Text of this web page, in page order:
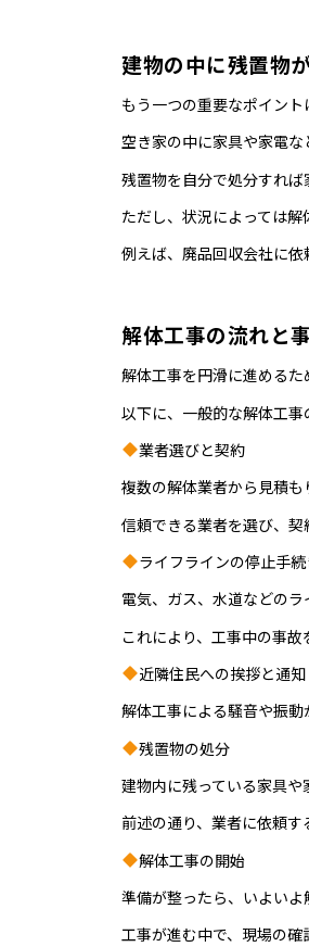
建物の中に残置物
もう一つの重要なポイント
空き家の中に家具や家電な
残置物を自分で処分すれば
ただし、状況によっては解
例えば、廃品回収会社に
解体工事の流れと
解体工事を円滑に進めるた
以下に、一般的な解体工事
業者選びと契約
複数の解体業者から見積も
信頼できる業者を選び、契
ライフラインの停止手続
電気、ガス、水道などのラ
これにより、工事中の事故
近隣住民への挨拶と通知
解体工事による騒音や振動
残置物の処分
建物内に残っている家具や
前述の通り、業者に依頼す
解体工事の開始
準備が整ったら、いよいよ
工事が進む中で、現場の確